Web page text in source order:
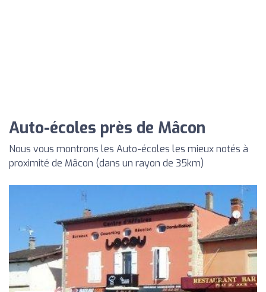
Auto-écoles près de Mâcon
Nous vous montrons les Auto-écoles les mieux notés à
proximité de Mâcon (dans un rayon de 35km)